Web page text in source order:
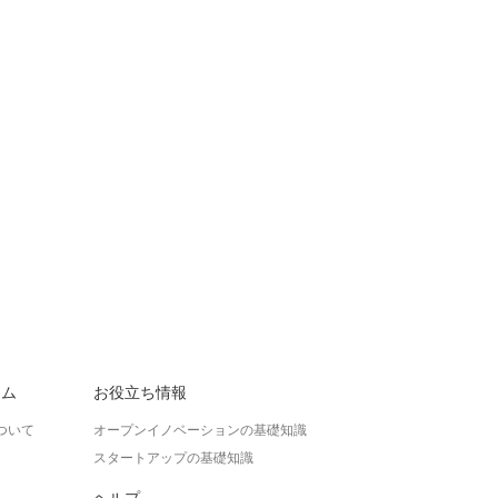
いて
お役立ち情報
オープンイノベーションの基礎知識
スタートアップの基礎知識